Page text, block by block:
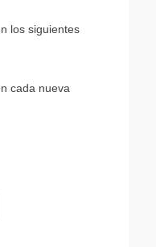
los siguientes
cada nueva